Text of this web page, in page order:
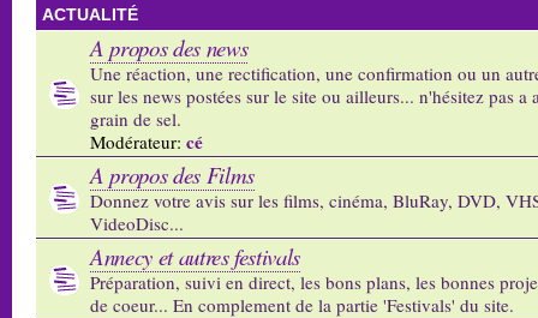
ACTUALITÉ
A propos des news
Une réaction, une rectification, une confirmation ou un
sur les news postées sur le site ou ailleurs... n'hésitez pas a
grain de sel.
Modérateur: cé
A propos des Films
Donnez votre avis sur les films, cinéma, BluRay, DVD,
VideoDisc...
Annecy et autres festivals
Préparation, suivi en direct, les bons plans, les bonnes
de coeur... En complement de la partie 'Festivals' du site.